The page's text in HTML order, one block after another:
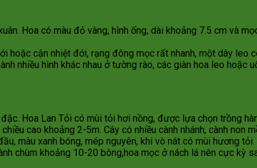
Hoa có màu đỏ vàng, hình ống, dài khoảng 7.5 cm và
hoặc cận nhiệt đới, rạng đông mọc rất nhanh, một dây leo
nhiều hình khác nhau ở tường rào, các giàn hoa leo hoặc
Hoa Lan Tỏi có mùi tỏi hơi nồng, được lựa chọn trồng
cao khoảng 2-5m. Cây có nhiều cành nhánh, cành non
màu xanh bóng, mép nguyên, khi vò nát có mùi hương
chùm khoảng 10-20 bông,hoa mọc ở nách lá nên cực kỳ